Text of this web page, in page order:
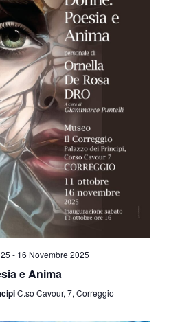
- 16 Novembre 2025
e Anima
C.so Cavour, 7, Correggio